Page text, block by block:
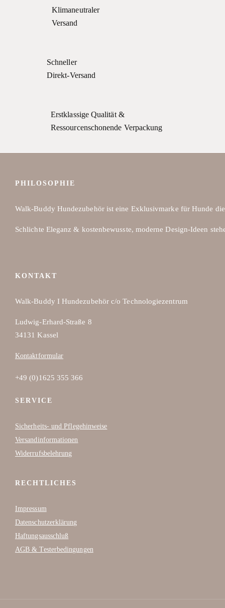
Klimaneutraler
Versand
Schneller
Direkt-Versand
Erstklassige Qualität &
Ressourcenschonende Verpackung
PHILOSOPHIE
Walk-Buddy Hundezubehör ist eine Exklusivmarke für Hunde
Schlichte Eleganz & kostenbewusste, moderne Design-Ideen
KONTAKT
Walk-Buddy I Hundezubehör c/o Technologiezentrum
Ludwig-Erhard-Straße 8
34131 Kassel
Kontaktformular
+49 (0)1625 355 366
SERVICE
Sicherheits- und Pflegehinweise
Versandinformationen
Widerrufsbelehrung
RECHTLICHES
Impressum
Datenschutzerklärung
Haftungsausschluß
AGB & Testerbedingungen